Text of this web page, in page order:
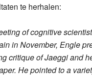
te herhalen:
of cognitive
in November, Engle
critique of Jaeggi and
He pointed to a